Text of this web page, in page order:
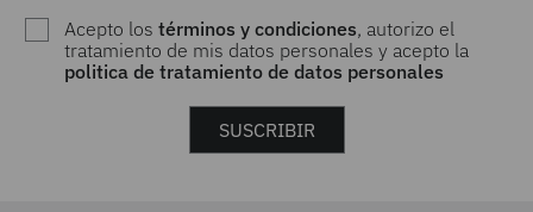
Acepto lostérminos y condiciones, autorizo el
tratamiento de mis datos personales y acepto la
politica de tratamiento de datos personales
SUSCRIBIR